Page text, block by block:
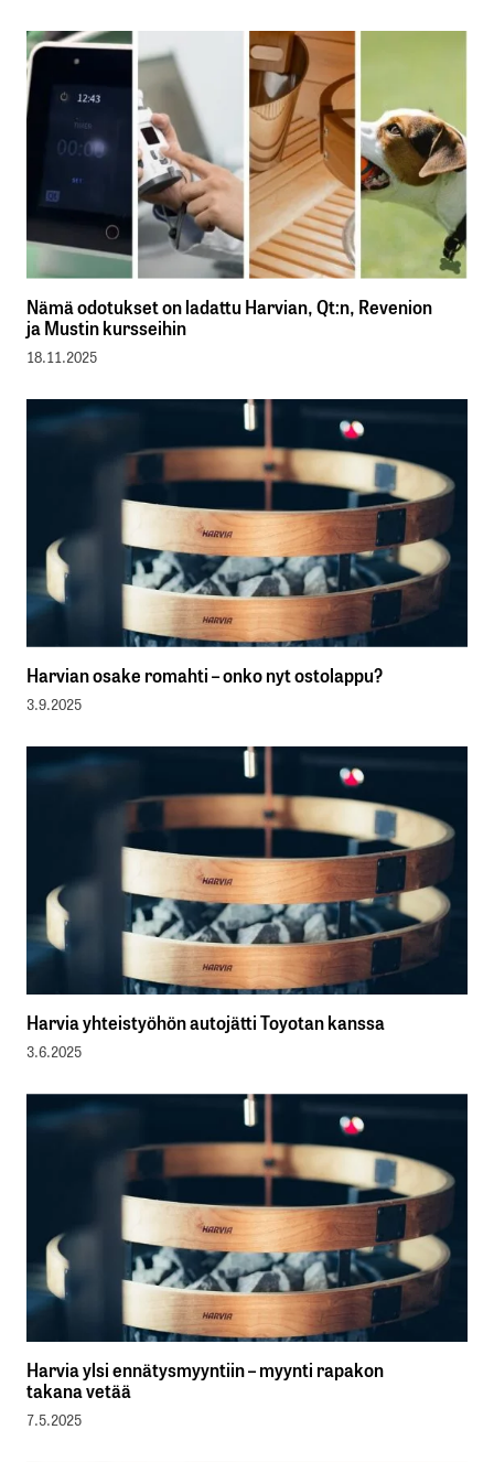
Nämä odotukset on ladattu Harvian, Qt:n, Revenion
ja Mustin kursseihin
18.11.2025
Harvian osake romahti – onko nyt ostolappu?
3.9.2025
Harvia yhteistyöhön autojätti Toyotan kanssa
3.6.2025
Harvia ylsi ennätysmyyntiin – myynti rapakon
takana vetää
7.5.2025